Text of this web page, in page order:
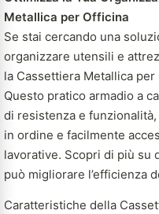
Metallica per Officina
Se stai cercando una
organizzare utensili e
la Cassettiera Metallica
Questo pratico armadio a
di resistenza e
in ordine e facilmente
lavorative. Scopri di più su
può migliorare l’efficienza
Caratteristiche della